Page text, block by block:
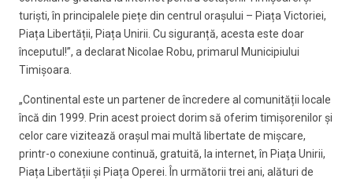
turiști, în principalele piețe din centrul orașului – Piața Victoriei,
Piața Libertății, Piața Unirii. Cu siguranță, acesta este doar
începutul!”, a declarat Nicolae Robu, primarul Municipiului
Timișoara.
„Continental este un partener de încredere al comunității locale
încă din 1999. Prin acest proiect dorim să oferim timișorenilor și
celor care vizitează orașul mai multă libertate de mișcare,
printr-o conexiune continuă, gratuită, la internet, în Piața Unirii,
Piața Libertății și Piața Operei. În următorii trei ani, alături de